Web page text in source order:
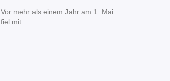
Vor mehr als einem Jahr am 1. Mai
fiel mit